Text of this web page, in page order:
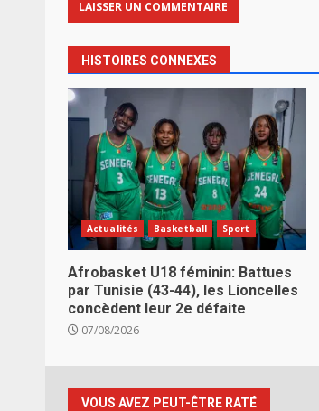
HISTOIRES CONNEXES
Actualités Basketball Sport
Afrobasket U18 féminin: Battues
par Tunisie (43-44), les Lioncelles
concèdent leur 2e défaite
07/08/2026
VOUS AVEZ PEUT-ÊTRE RATÉ